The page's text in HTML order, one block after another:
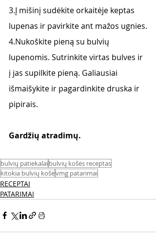
3.Į mišinį sudėkite orkaitėje keptas
lupenas ir pavirkite ant mažos ugnies.
4.Nukoškite pieną su bulvių
lupenomis. Sutrinkite virtas bulves ir
į jas supilkite pieną. Galiausiai
išmaišykite ir pagardinkite druska ir
pipirais.
Gardžių atradimų.
bulvių patiekalaibulvių košės receptas
kitokia bulvių košėvmg patarimai
RECEPTAI
PATARIMAI